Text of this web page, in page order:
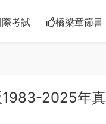
際考試 橋梁章節書
2025年